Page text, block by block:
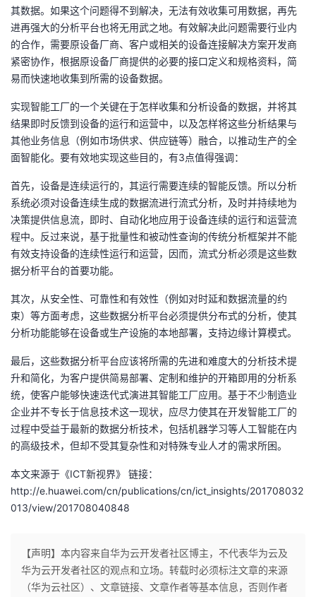
其数据。如果这个问题得不到解决，无法有效收集可用数据，再先
进再强大的分析平台也将无用武之地。有效解决此问题需要行业内
的合作，需要原设备厂商、客户或相关的设备连接解决方案开发商
紧密协作，根据原设备厂商提供的必要的接口定义和规格资料，简
易而快速地收集到所需的设备数据。
实现智能工厂的一个关键在于怎样收集和分析设备的数据，并将其
结果即时反馈到设备的运行和运营中，以及怎样将这些分析结果与
其他业务信息（例如市场供求、供应链等）融合，以推动生产的全
面智能化。要有效地实现这些目的，有3点值得强调：
首先，设备是连续运行的，其运行需要连续的智能反馈。所以分析
系统必须对设备连续生成的数据流进行流式分析，及时并持续地为
决策提供信息流，即时、自动化地应用于设备连续的运行和运营流
程中。反过来说，基于批量性和被动性查询的传统分析框架并不能
有效支持设备的连续性运行和运营，因而，流式分析必须是这些数
据分析平台的首要功能。
其次，从安全性、可靠性和有效性（例如对时延和数据流量的约
束）等方面考虑，这些数据分析平台必须提供分布式的分析，使其
分析功能能够在设备或生产设施的本地部署，支持边缘计算模式。
最后，这些数据分析平台应该将所需的先进和难度大的分析技术提
升和简化，为客户提供简易部署、定制和维护的开箱即用的分析系
统，使客户能够快速迭代式演进其智能工厂应用。基于不少制造业
企业并不专长于信息技术这一现状，应尽力使其在开发智能工厂的
过程中受益于最新的数据分析技术，包括机器学习等人工智能在内
的高级技术，但却不受其复杂性和对特殊专业人才的需求所困。
本文来源于《ICT新视界》 链接：
http://e.huawei.com/cn/publications/cn/ict_insights/201708032
013/view/201708040848
【声明】本内容来自华为云开发者社区博主，不代表华为云及
华为云开发者社区的观点和立场。转载时必须标注文章的来源
（华为云社区）、文章链接、文章作者等基本信息，否则作者